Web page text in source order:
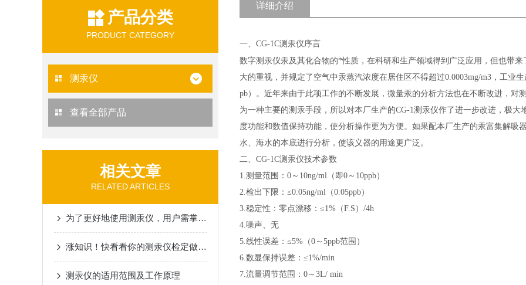
产品分类
PRODUCT CATEGORY
测汞仪
查看全部产品
相关文章
RELATED ARTICLES
为了更好地使用测汞仪，用户需掌握这些知识
涨知识！快看看你的测汞仪检定做的正确吗？
测汞仪的适用范围及工作原理
详细介绍
一、 CG-1C测汞仪序言
数字测汞仪汞及其化合物的*性质，在科研和生产领域得到广泛应用，但也带
大的重视，并规定了空气中汞蒸汽浓度在居住区不得超过0.0003mg/m3 ，工业
pb）。近年来由于此项工作的不断发展，微量汞的分析方法也在不断改进，
为一种主要的测汞手段，所以对本厂生产的CG-1测汞仪作了进一步改进，极大
度功能和数值保持功能，使分析操作更为方便。如果配本厂生产的汞富集解吸
水、海水的本底进行分析，使该义器的用途更广泛。
二、CG-1C测汞仪技术参数
1.测量范围： 0 ～ 10ng/ml （即0 ～ 10ppb）
2.检出下限：≤0.05ng/ml （0.05ppb）
3.稳定性：零点漂移：≤1% （F.S ） /4h
4.噪声、无
5.线性误差：≤5% （0 ～ 5ppb范围）
6.数显保持误差：≤1%/min
7.流量调节范围： 0 ～ 3L/ min